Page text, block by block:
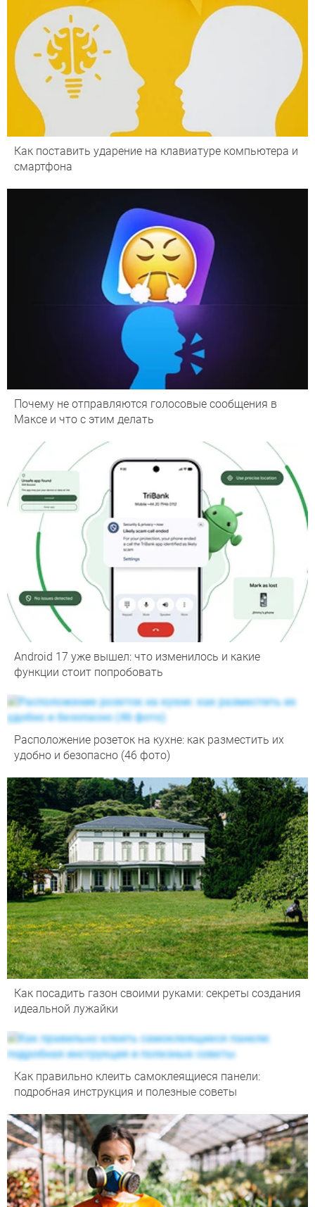
Как поставить ударение на клавиатуре компьютера и
смартфона
Почему не отправляются голосовые сообщения в
Максе и что с этим делать
Android 17 уже вышел: что изменилось и какие
функции стоит попробовать
Расположение розеток на кухне: как разместить их
удобно и безопасно (46 фото)
Как посадить газон своими руками: секреты создания
идеальной лужайки
Как правильно клеить самоклеящиеся панели:
подробная инструкция и полезные советы